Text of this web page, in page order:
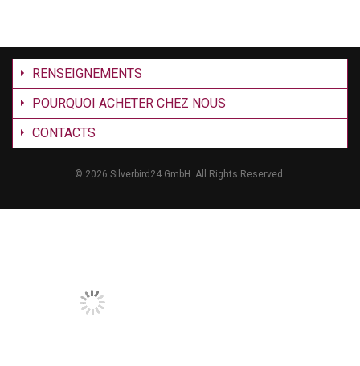
RENSEIGNEMENTS
POURQUOI ACHETER CHEZ NOUS
CONTACTS
© 2026 Silverbird24 GmbH. All Rights Reserved.